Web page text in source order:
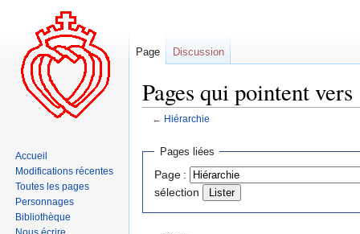
Pages qui pointent
← Hiérarchie
Aller
navigation
Aller
recherche
Pages liées
Page :
sélection
Page Discussion
Accueil
Modifications récentes
Toutes les pages
Personnages
Bibliothèque